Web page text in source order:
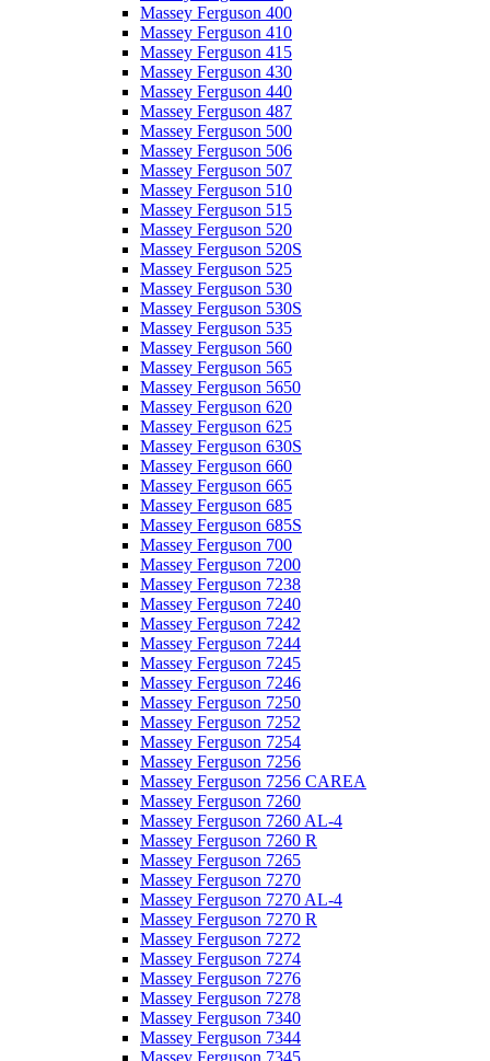
Massey Ferguson 400
Massey Ferguson 410
Massey Ferguson 415
Massey Ferguson 430
Massey Ferguson 440
Massey Ferguson 487
Massey Ferguson 500
Massey Ferguson 506
Massey Ferguson 507
Massey Ferguson 510
Massey Ferguson 515
Massey Ferguson 520
Massey Ferguson 520S
Massey Ferguson 525
Massey Ferguson 530
Massey Ferguson 530S
Massey Ferguson 535
Massey Ferguson 560
Massey Ferguson 565
Massey Ferguson 5650
Massey Ferguson 620
Massey Ferguson 625
Massey Ferguson 630S
Massey Ferguson 660
Massey Ferguson 665
Massey Ferguson 685
Massey Ferguson 685S
Massey Ferguson 700
Massey Ferguson 7200
Massey Ferguson 7238
Massey Ferguson 7240
Massey Ferguson 7242
Massey Ferguson 7244
Massey Ferguson 7245
Massey Ferguson 7246
Massey Ferguson 7250
Massey Ferguson 7252
Massey Ferguson 7254
Massey Ferguson 7256
Massey Ferguson 7256 CAREA
Massey Ferguson 7260
Massey Ferguson 7260 AL-4
Massey Ferguson 7260 R
Massey Ferguson 7265
Massey Ferguson 7270
Massey Ferguson 7270 AL-4
Massey Ferguson 7270 R
Massey Ferguson 7272
Massey Ferguson 7274
Massey Ferguson 7276
Massey Ferguson 7278
Massey Ferguson 7340
Massey Ferguson 7344
Massey Ferguson 7345